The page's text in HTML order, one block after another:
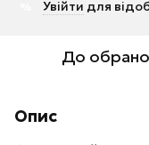
Увійти для
До
Опис